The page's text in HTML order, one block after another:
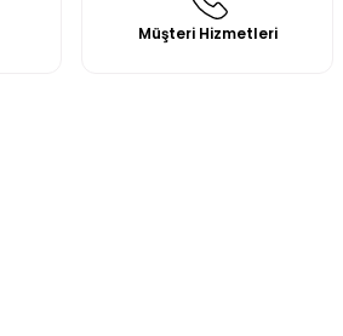
Müşteri Hizmetleri